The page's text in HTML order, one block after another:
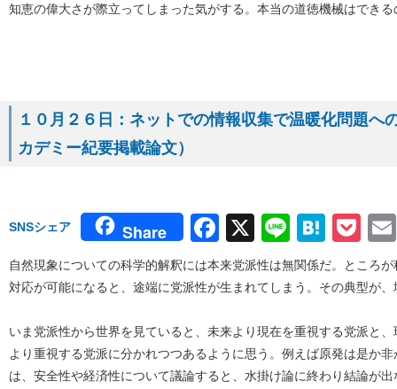
知恵の偉大さが際立ってしまった気がする。本当の道徳機械はでき
１０月２６日：ネットでの情報収集で温暖化問題へ
カデミー紀要掲載論文）
SNSシェア Share Facebook
X Line
自然現象についての科学的解釈には本来党派性は無関係だ。ところ
対応が可能になると、途端に党派性が生まれてしまう。その典型が
いま党派性から世界を見ていると、未来より現在を重視する党派と
より重視する党派に分かれつつあるように思う。例えば原発は是か
は、安全性や経済性について議論すると、水掛け論に終わり結論が